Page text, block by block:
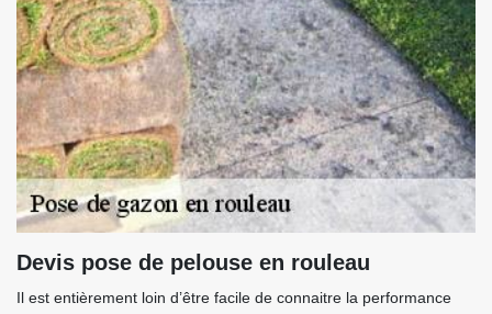
Devis pose de pelouse en rouleau
Il est entièrement loin d’être facile de connaitre la performance